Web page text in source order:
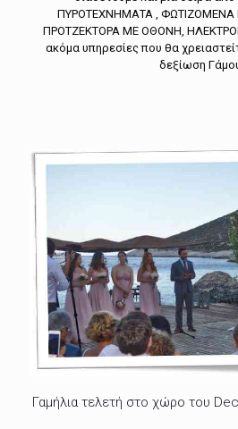
ΠΥΡΟΤΕΧΝΗΜΑΤΑ , ΦΩΤΙΖΟΜΕΝΑ
ΠΡΟΤΖΕΚΤΟΡΑ ΜΕ ΟΘΟΝΗ,
ακόμα υπηρεσίες που θα
δεξίωση
Γαμήλια τελετή στο χώρο του